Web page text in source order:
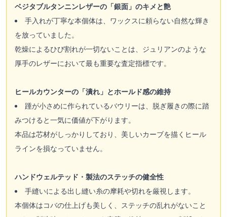
ベジタブルタンニンレザーの「銀面」のキメと艶
手入れが丁寧な本個体は、ワックスに頼らない自然な輝き
を放っていました。
乾燥によるひび割れが一切ないことは、ジュリアンのような
厚手のレザーにおいて最も重要な査定指標です。
ヒールカウンターの「潰れ」とホールド感の維持
踵が小さめに作られているバウリーは、脱ぎ履きの際に踏
みつけると一気に価値が下がります。
本品は芯材がしっかりしており、美しいカーブを描くヒール
ラインを損なっていません。
ハンドウェルテッド・製法のステッチの健全性
手縫いによる出し縫い糸の摩耗や切れを厳視します。
本個体はコバの仕上げも美しく、ステッチの乱れがないこと